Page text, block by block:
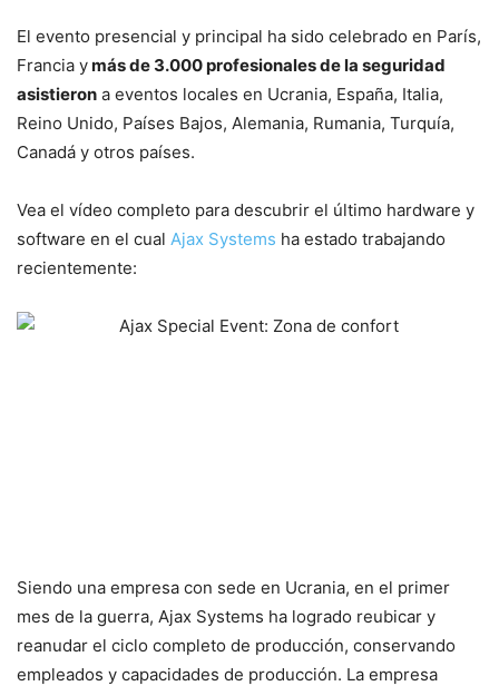
El evento presencial y principal ha sido celebrado en París,
Francia ymás de 3.000 profesionales de la seguridad
asistieron a eventos locales en Ucrania, España, Italia,
Reino Unido, Países Bajos, Alemania, Rumania, Turquía,
Canadá y otros países.
Vea el vídeo completo para descubrir el último hardware y
software en el cual Ajax Systems ha estado trabajando
recientemente:
Siendo una empresa con sede en Ucrania, en el primer
mes de la guerra, Ajax Systems ha logrado reubicar y
reanudar el ciclo completo de producción, conservando
empleados y capacidades de producción. La empresa